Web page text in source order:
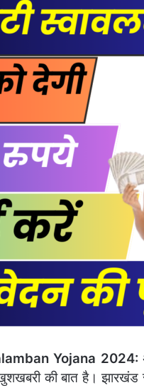
Yojana 2024:
की बात है। झारखंड